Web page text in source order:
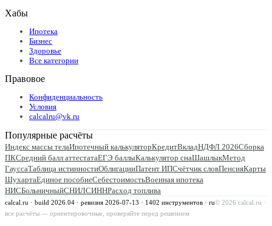
Хабы
Ипотека
Бизнес
Здоровье
Все категории
Правовое
Конфиденциальность
Условия
calcalru@vk.ru
Популярные расчёты
Индекс массы телаИпотечный калькуляторКредитВкладНДФЛ 2026Сборка
ПКСредний балл аттестатаЕГЭ баллыКалькулятор снаШашлыкМетод
ГауссаТаблица истинностиОблигацииПатент ИПСчётчик словПенсияКарты
ШухартаЕдиное пособиеСебестоимостьВоенная ипотека
НИСБольничныйСНИЛСИННРасход топлива
calcal.ru · build 2026.04 · ревизия 2026-07-13 · 1402 инструментов · ru© 2026 calcal.ru ·
все расчёты — ориентировочные, проверяйте перед решением